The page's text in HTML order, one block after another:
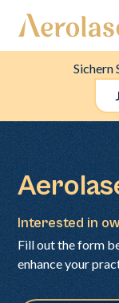
Sichern
Interested in
Fill out the form
enhance your